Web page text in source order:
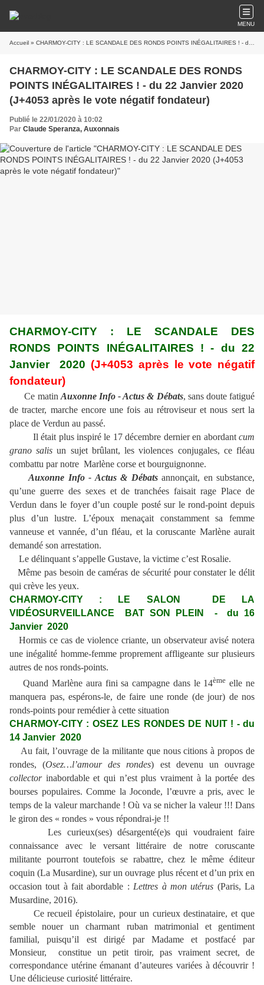
MENU
Accueil » CHARMOY-CITY : LE SCANDALE DES RONDS POINTS INÉGALITAIRES ! - du 22 Janvier 2020 (J+4053 après le vote négatif fondateur)
CHARMOY-CITY : LE SCANDALE DES RONDS
POINTS INÉGALITAIRES ! - du 22 Janvier 2020
(J+4053 après le vote négatif fondateur)
Publié le 22/01/2020 à 10:02
Par Claude Speranza, Auxonnais
CHARMOY-CITY : LE SCANDALE DES
RONDS POINTS INÉGALITAIRES ! - du 22
Janvier 2020 (J+4053 après le vote négatif
fondateur)
Ce matin Auxonne Info - Actus & Débats, sans doute fatigué
de tracter, marche encore une fois au rétroviseur et nous sert la
place de Verdun au passé.
Il était plus inspiré le 17 décembre dernier en abordant cum
grano salisun sujet brûlant, les violences conjugales, ce fléau
combattu par notre Marlène corse et bourguignonne.
Auxonne Info - Actus & Débatsannonçait, en substance,
qu’une guerre des sexes et de tranchées faisait rage Place de
Verdun dans le foyer d’un couple posté sur le rond-point depuis
plus d’un lustre. L’époux menaçait constamment sa femme
vanneuse et vannée, d’un fléau, et la coruscante Marlène aurait
demandé son arrestation.
Le délinquant s’appelle Gustave, la victime c’est Rosalie.
Même pas besoin de caméras de sécurité pour constater le délit
qui crève les yeux.
CHARMOY-CITY : LE SALON DE LA
VIDÉOSURVEILLANCE BAT SON PLEIN -
du 16
Janvier 2020
Hormis ce cas de violence criante, un observateur avisé notera
une inégalité homme-femme proprement affligeante sur plusieurs
autres de nos ronds-points.
Quand Marlène aura fini sa campagne dans le 14ème elle ne
manquera pas, espérons-le, de faire une ronde (de jour) de nos
ronds-points pour remédier à cette situation
CHARMOY-CITY : OSEZ LES RONDES DE NUIT ! - du
14 Janvier 2020
Au fait, l’ouvrage de la militante que nous citions à propos de
rondes, (Osez…l’amour des rondes) est devenu un ouvrage
collectorinabordable et qui n’est plus vraiment à la portée des
bourses populaires. Comme la Joconde, l’œuvre a pris, avec le
temps de la valeur marchande ! Où va se nicher la valeur !!! Dans
le giron des « rondes » vous répondrai-je !!
Les curieux(ses) désargenté(e)s qui voudraient faire
connaissance avec le versant littéraire de notre coruscante
militante pourront toutefois se rabattre, chez le même éditeur
coquin (La Musardine), sur un ouvrage plus récent et d’un prix en
occasion tout à fait abordable : Lettres à mon utérus (Paris, La
Musardine, 2016).
Ce recueil épistolaire, pour un curieux destinataire, et que
semble nouer un charmant ruban matrimonial et gentiment
familial, puisqu’il est dirigé par Madame et postfacé par
Monsieur, constitue un petit tiroir, pas vraiment secret, de
correspondance utérine émanant d’auteures variées à découvrir !
Une délicieuse curiosité littéraire.